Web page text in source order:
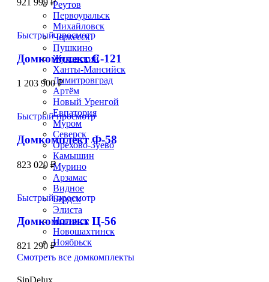
Реутов
Первоуральск
Михайловск
Черкесск
Пушкино
Жуковский
Ханты-Мансийск
Димитровград
Артём
Новый Уренгой
Евпатория
Муром
Северск
Орехово-Зуево
Камышин
Мурино
Арзамас
Видное
Бердск
Элиста
Ногинск
Новошахтинск
Ноябрьск
921 999 ₽
Быстрый просмотр
Домкомплект С-121
1 203 900₽
Быстрый просмотр
Домкомплект Ф-58
823 020 ₽
Быстрый просмотр
Домкомплект Ц-56
821 290 ₽
Смотреть все домкомплекты